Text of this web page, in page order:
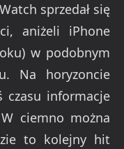
sprzedał się
aniżeli iPhone
w podobnym
Na horyzoncie
czasu informacje
ciemno można
to kolejny hit